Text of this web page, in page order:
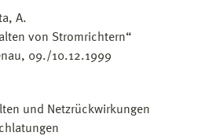
A.
von Stromrichtern“
09./10.12.1999
und Netzrückwirkungen